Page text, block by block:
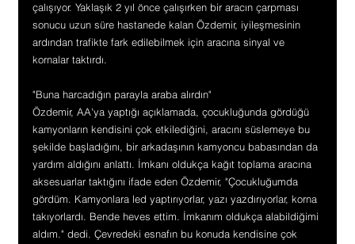
çalışıyor. Yaklaşık 2 yıl önce çalışırken bir aracın çarpması
sonucu uzun süre hastanede kalan Özdemir, iyileşmesinin
ardından trafikte fark edilebilmek için aracına sinyal ve
kornalar taktırdı.
"Buna harcadığın parayla araba alırdın"
Özdemir, AA'ya yaptığı açıklamada, çocukluğunda gördüğü
kamyonların kendisini çok etkilediğini, aracını süslemeye bu
şekilde başladığını, bir arkadaşının kamyoncu babasından da
yardım aldığını anlattı. İmkanı oldukça kağıt toplama aracına
aksesuarlar taktığını ifade eden Özdemir, "Çocukluğumda
gördüm. Kamyonlara led yaptırıyorlar, yazı yazdırıyorlar, korna
takıyorlardı. Bende heves ettim. İmkanım oldukça alabildiğimi
aldım." dedi. Çevredeki esnafın bu konuda kendisine çok